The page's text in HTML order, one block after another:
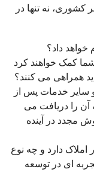
کشوری، نه تنها در
خواهد داد؟
کمک خواهند کرد
همراهی می کنند؟
سایر خدمات پس از
را دریافت می
مجدد در آینده
املاک دارد و چه نوع
ای در توسعه